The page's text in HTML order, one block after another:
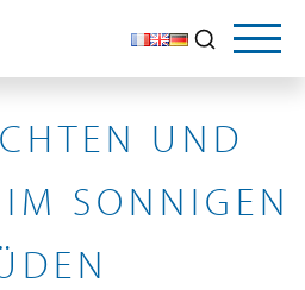
UND
IM SONNIGEN